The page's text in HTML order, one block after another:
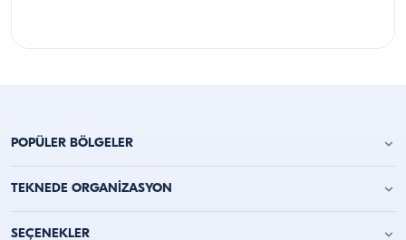
POPÜLER BÖLGELER
Antalya Yat Kiralama
TEKNEDE ORGANİZASYON
Teknede Doğum Günü Partisi
SEÇENEKLER